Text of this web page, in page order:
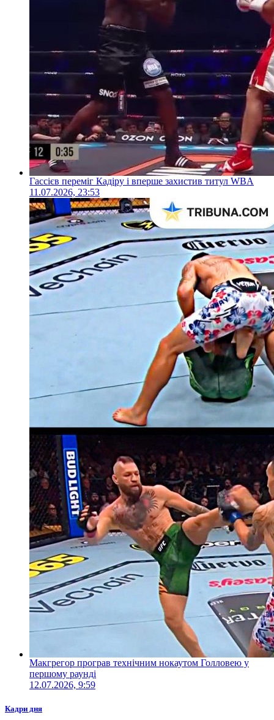
Гассієв переміг Кадіру і вперше захистив титул WBA
11.07.2026, 23:53
Макгрегор програв технічним нокаутом Голловею у
першому раунді
12.07.2026, 9:59
Кадри дня